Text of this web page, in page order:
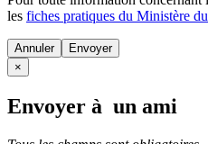
les fiches pratiques du Ministère
Annuler
×
Envoyer à un ami